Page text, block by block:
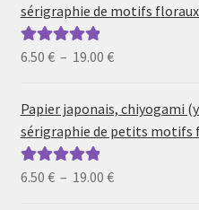
sérigraphie de motifs
Note5.00sur
6.50 € – 19.00 €Plage
prix :
6.50 €
à
Papier japonais, chiyogami
sérigraphie de petits motifs
Note5.00sur
6.50 € – 19.00 €Plage